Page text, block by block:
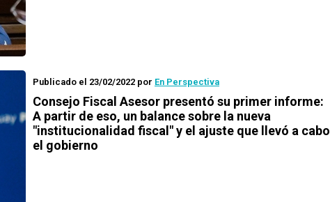
Publicado el 23/02/2022 por En Perspectiva
Consejo Fiscal Asesor presentó su primer informe:
A partir de eso, un balance sobre la nueva
"institucionalidad fiscal" y el ajuste que llevó a cabo
el gobierno